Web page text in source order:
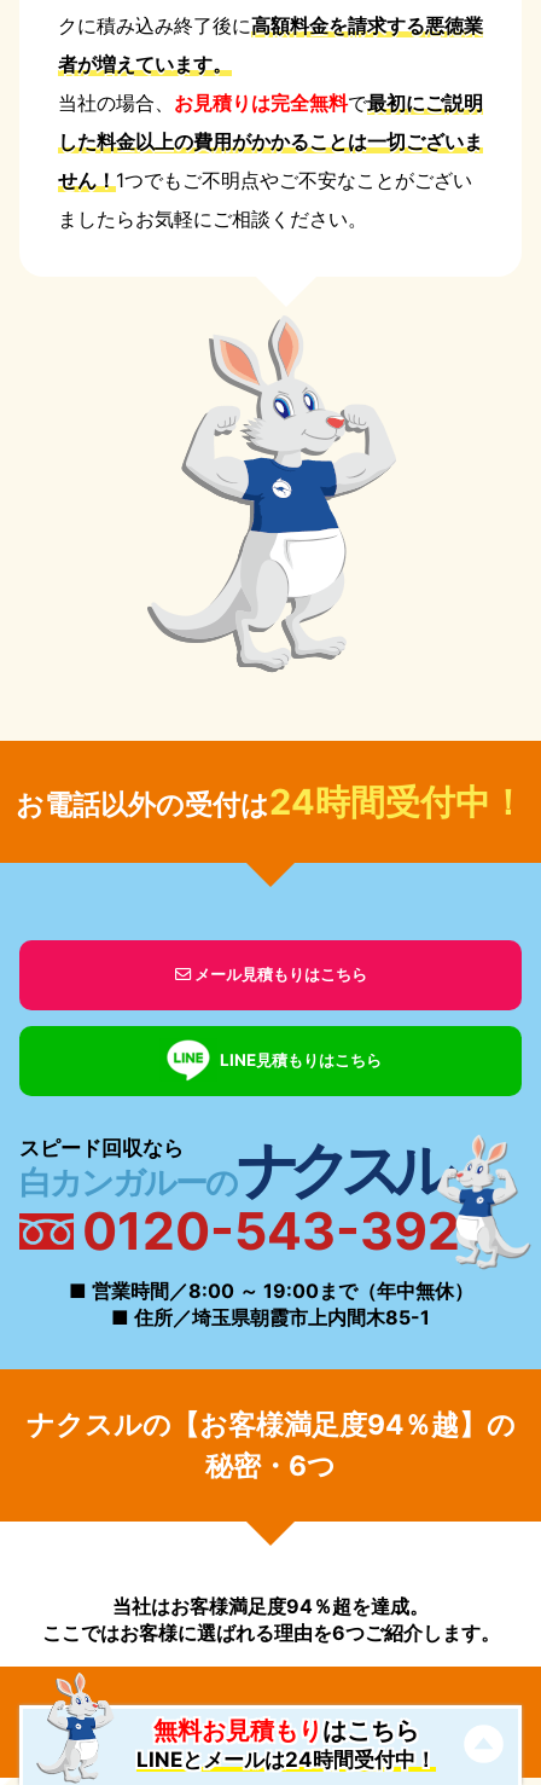
クに積み込み終了後に高額料金を請求する悪徳業
者が増えています。
当社の場合、 お見積りは完全無料で最初にご説明
した料金以上の費用がかかることは一切ございま
せん！ 1つでもご不明点やご不安なことがござい
ましたらお気軽にご相談ください。
お電話以外の受付は24時間受付中！
メール見積もりはこちら
LINE見積もりはこちら
スピード回収なら
白カンガルーのナクスル
0120-543-392
■ 営業時間／8:00 ～ 19:00まで（年中無休）
■ 住所／埼玉県朝霞市上内間木85-1
ナクスルの【お客様満足度94％越】の
秘密・6つ
当社はお客様満足度94％超を達成。
ここではお客様に選ばれる理由を6つご紹介します。
不用品回収品目一覧
無料お見積もりはこちら
LINEとメールは24時間受付中！